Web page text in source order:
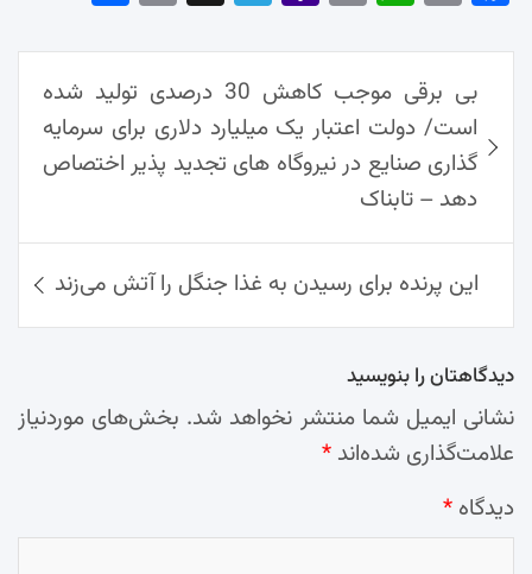
ok
Ap
p
Lin
k
Mai
l
am
راهبری
نوشته‌ها
بی برقی موجب کاهش 30 درصدی تولید شده
است/ دولت اعتبار یک میلیارد دلاری برای سرمایه
گذاری صنایع در نیروگاه های تجدید پذیر اختصاص
دهد – تابناک
این پرنده برای رسیدن به غذا جنگل را آتش می‌زند
دیدگاهتان را بنویسید
نشانی ایمیل شما منتشر نخواهد شد. بخش‌های موردنیاز
علامت‌گذاری شده‌اند *
دیدگاه *